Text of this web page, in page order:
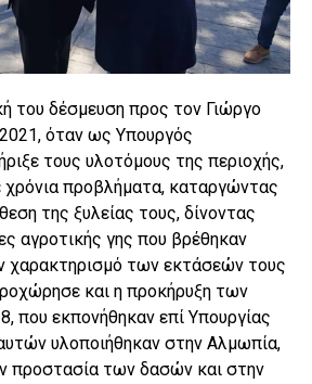
του δέσμευση προς τον Γιώργο
όταν ως Υπουργός
τους υλοτόμους της περιοχής,
χρόνια προβλήματα, καταργώντας
της ξυλείας τους, δίνοντας
αγροτικής γης που βρέθηκαν
χαρακτηρισμό των εκτάσεών τους
και η προκήρυξη των
που εκπονήθηκαν επί Υπουργίας
υλοποιήθηκαν στην Αλμωπία,
προστασία των δασών και στην